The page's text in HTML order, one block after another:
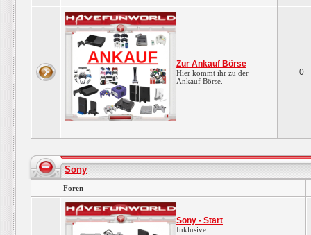
Zur Ankauf Börse
Hier kommt ihr zu der
Ankauf Börse.
0
Sony
Foren
Sony - Start
Inklusive: